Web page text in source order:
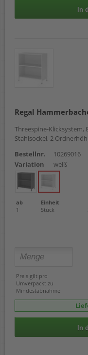
In
Regal
Threespine-Klicksystem,
Stahlsockel, 2
Bestellnr.
10269016
Variation
weiß
ab Einheit
1
Stück
Preis gilt pro
Umverpackt zu
Mindestabnahme
In